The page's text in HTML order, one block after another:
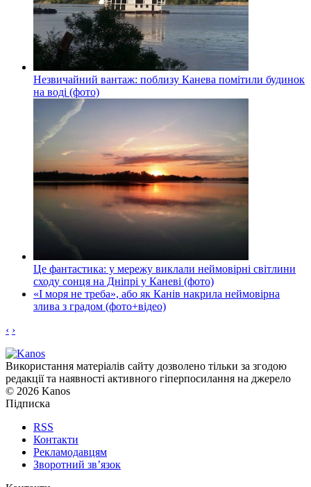
Незвичайний вантаж: поблизу Канева помітили будинок
на воді (фото)
Це фантастика: у мережу виклали неймовірні світлини
сходу сонця на Дніпрі у Каневі (фото)
«І моря не треба», або як Канів накрила неймовірна
злива з градом (фото+відео)
‹ ›
Використання матеріалів сайту дозволено тільки за згодою
редакції та наявності активного гіперпосилання на джерело
© 2026 Kanos
Підписка
RSS
Контакти
Рекламодавцям
Зворотний зв’язок